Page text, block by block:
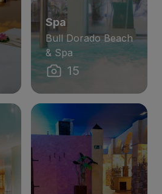
Spa
Bull Dorado Beach
& Spa
15